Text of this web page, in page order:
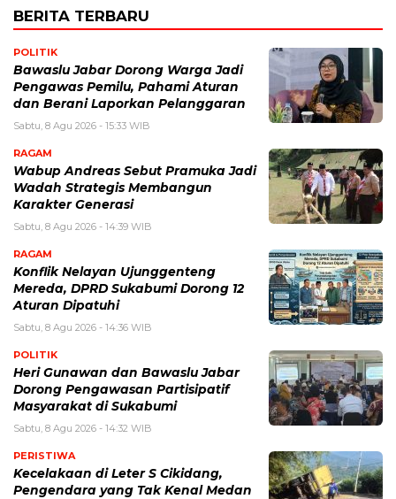
BERITA TERBARU
POLITIK
Bawaslu Jabar Dorong Warga Jadi
Pengawas Pemilu, Pahami Aturan
dan Berani Laporkan Pelanggaran
Sabtu, 8 Agu 2026 - 15:33 WIB
RAGAM
Wabup Andreas Sebut Pramuka Jadi
Wadah Strategis Membangun
Karakter Generasi ‎
Sabtu, 8 Agu 2026 - 14:39 WIB
RAGAM
Konflik Nelayan Ujunggenteng
Mereda, DPRD Sukabumi Dorong 12
Aturan Dipatuhi
Sabtu, 8 Agu 2026 - 14:36 WIB
POLITIK
Heri Gunawan dan Bawaslu Jabar
Dorong Pengawasan Partisipatif
Masyarakat di Sukabumi
Sabtu, 8 Agu 2026 - 14:32 WIB
PERISTIWA
Kecelakaan di Leter S Cikidang,
Pengendara yang Tak Kenal Medan